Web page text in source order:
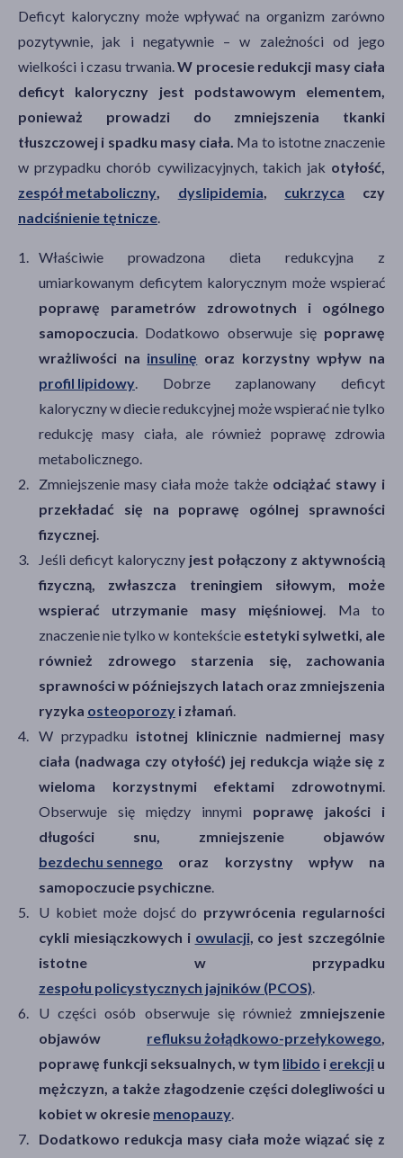
Deficyt kaloryczny może wpływać na organizm zarówno
pozytywnie, jak i negatywnie – w zależności od jego
wielkości i czasu trwania.W procesie redukcji masy ciała
deficyt kaloryczny jest podstawowym elementem,
ponieważ prowadzi do zmniejszenia tkanki
tłuszczowej i spadku masy ciała. Ma to istotne znaczenie
w przypadku chorób cywilizacyjnych, takich jak otyłość,
zespół metaboliczny, dyslipidemia, cukrzyca czy
nadciśnienie tętnicze.
Właściwie prowadzona dieta redukcyjna z
umiarkowanym deficytem kalorycznym może wspierać
poprawę parametrów zdrowotnych i ogólnego
samopoczucia. Dodatkowo obserwuje się poprawę
wrażliwości na insulinę oraz korzystny wpływ na
profil lipidowy. Dobrze zaplanowany deficyt
kaloryczny w diecie redukcyjnej może wspierać nie tylko
redukcję masy ciała, ale również poprawę zdrowia
metabolicznego.
Zmniejszenie masy ciała może także odciążać stawy i
przekładać się na poprawę ogólnej sprawności
fizycznej.
Jeśli deficyt kaloryczny jest połączony z aktywnością
fizyczną, zwłaszcza treningiem siłowym, może
wspierać utrzymanie masy mięśniowej. Ma to
znaczenie nie tylko w kontekścieestetyki sylwetki, ale
również zdrowego starzenia się, zachowania
sprawności w późniejszych latach oraz zmniejszenia
ryzyka osteoporozy i złamań.
W przypadku istotnej klinicznie nadmiernej masy
ciała (nadwaga czy otyłość) jej redukcja wiąże się z
wieloma korzystnymi efektami zdrowotnymi.
Obserwuje się między innymi poprawę jakości i
długości snu, zmniejszenie objawów
bezdechu sennego oraz korzystny wpływ na
samopoczucie psychiczne.
U kobiet może dojsć do przywrócenia regularności
cykli miesiączkowych i owulacji, co jest szczególnie
istotne w przypadku
zespołu policystycznych jajników (PCOS).
U części osób obserwuje się również zmniejszenie
objawów refluksu żołądkowo-przełykowego,
poprawę funkcji seksualnych, w tym libido i erekcji u
mężczyzn, a także złagodzenie części dolegliwości u
kobiet w okresie menopauzy.
Dodatkowo redukcja masy ciała może wiązać się z